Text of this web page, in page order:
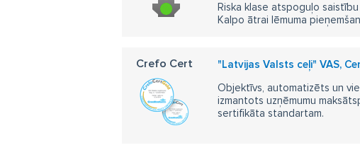
Riska klase atspoguļo
Kalpo ātrai lēmuma
Crefo Cert "Latvijas Valsts ceļi" VAS,
Objektīvs, automatizēts un
izmantots uzņēmumu
sertifikāta standartam.